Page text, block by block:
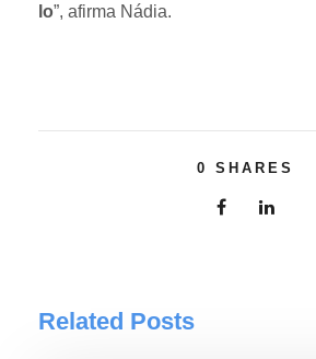
lo”, afirma Nádia.
0 SHARES
Related Posts